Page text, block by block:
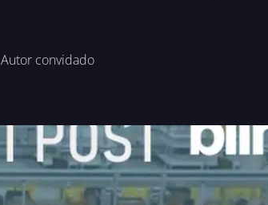
Autor convidado